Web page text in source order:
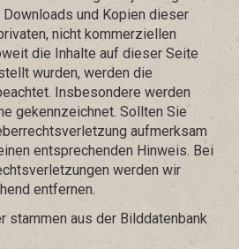
und Kopien dieser
nicht kommerziellen
die Inhalte auf dieser Seite
wurden, werden die
Insbesondere werden
gekennzeichnet. Sollten Sie
aufmerksam
entsprechenden Hinweis. Bei
werden wir
entfernen.
stammen aus der Bilddatenbank